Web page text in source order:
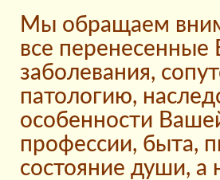
Мы обращаем
все перенесенные
заболевания,
патологию,
особенности
профессии, быта,
состояние души, а